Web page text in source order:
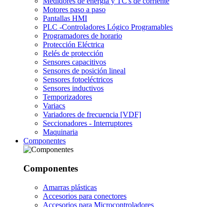
Motores paso a paso
Pantallas HMI
PLC -Controladores Lógico Programables
Programadores de horario
Protección Eléctrica
Relés de protección
Sensores capacitivos
Sensores de posición lineal
Sensores fotoeléctricos
Sensores inductivos
Temporizadores
Variacs
Variadores de frecuencia [VDF]
Seccionadores - Interruptores
Maquinaria
Componentes
Componentes
Amarras plásticas
Accesorios para conectores
Accesorios para Microcontroladores